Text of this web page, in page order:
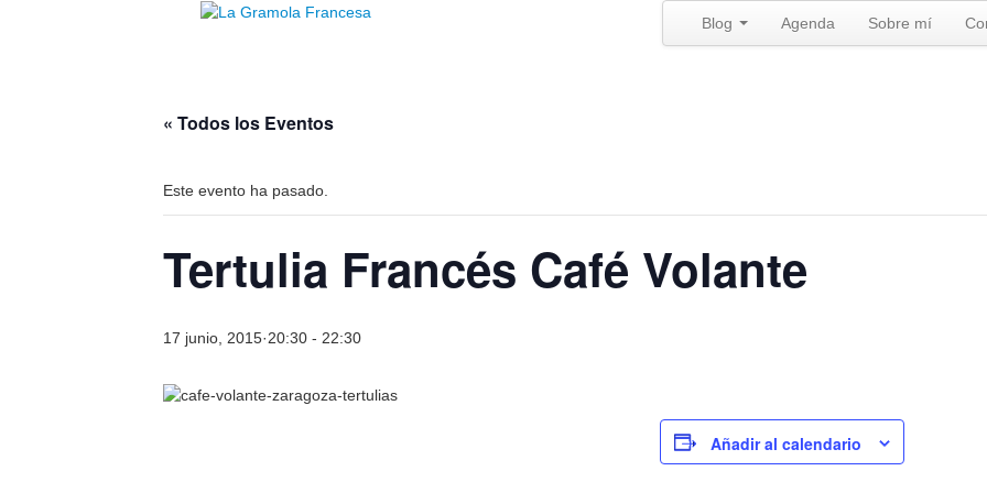
Blog Agenda Sobre mí
« Todos los Eventos
Este evento ha pasado.
Tertulia Francés Café Volante
17 junio, 2015·20:30 - 22:30
Añadir al calendario